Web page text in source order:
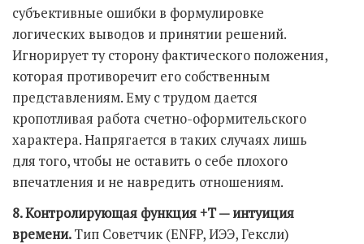
субъективные ошибки в формулировке
логических выводов и принятии решений.
Игнорирует ту сторону фактического положения,
которая противоречит его собственным
представлениям. Ему с трудом дается
кропотливая работа счетно-оформительского
характера. Напрягается в таких случаях лишь
для того, чтобы не оставить о себе плохого
впечатления и не навредить отношениям.
8. Контролирующая функция +Т — интуиция
времени.Тип Советчик (ENFP, ИЭЭ, Гексли)